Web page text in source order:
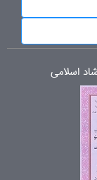
اسلامی